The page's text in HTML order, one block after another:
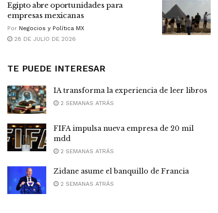
Egipto abre oportunidades para
empresas mexicanas
Por Negocios y Política MX
28 DE JULIO DE 2026
TE PUEDE INTERESAR
IA transforma la experiencia de leer libros
2 SEMANAS ATRÁS
FIFA impulsa nueva empresa de 20 mil
mdd
2 SEMANAS ATRÁS
Zidane asume el banquillo de Francia
2 SEMANAS ATRÁS